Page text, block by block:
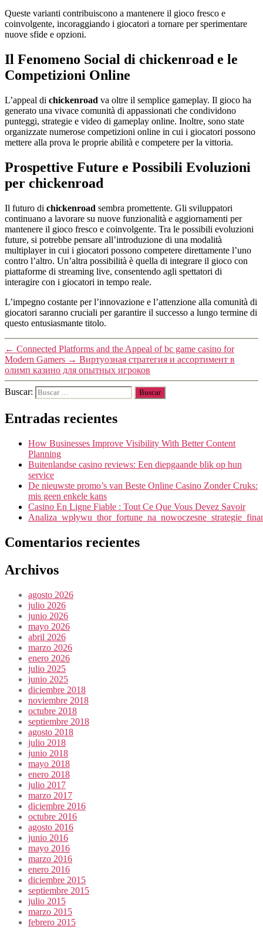
Queste varianti contribuiscono a mantenere il gioco fresco e
coinvolgente, incoraggiando i giocatori a tornare per sperimentare
nuove sfide e opzioni.
Il Fenomeno Social di chickenroad e le
Competizioni Online
L’appeal di chickenroad va oltre il semplice gameplay. Il gioco ha
generato una vivace comunità di appassionati che condividono
punteggi, strategie e video di gameplay online. Inoltre, sono state
organizzate numerose competizioni online in cui i giocatori possono
mettere alla prova le proprie abilità e competere per la vittoria.
Prospettive Future e Possibili Evoluzioni
per chickenroad
Il futuro di chickenroad sembra promettente. Gli sviluppatori
continuano a lavorare su nuove funzionalità e aggiornamenti per
mantenere il gioco fresco e coinvolgente. Tra le possibili evoluzioni
future, si potrebbe pensare all’introduzione di una modalità
multiplayer in cui i giocatori possono competere direttamente l’uno
contro l’altro. Un’altra possibilità è quella di integrare il gioco con
piattaforme di streaming live, consentendo agli spettatori di
interagire con i giocatori in tempo reale.
L’impegno costante per l’innovazione e l’attenzione alla comunità di
giocatori saranno cruciali per garantire il successo a lungo termine di
questo entusiasmante titolo.
← Connected Platforms and the Appeal of bc game casino for
Modern Gamers → Виртуозная стратегия и ассортимент в
олимп казино для опытных игроков
Buscar:
Entradas recientes
How Businesses Improve Visibility With Better Content
Planning
Buitenlandse casino reviews: Een diepgaande blik op hun
service
De nieuwste promo’s van Beste Online Casino Zonder Cruks:
mis geen enkele kans
Casino En Ligne Fiable : Tout Ce Que Vous Devez Savoir
Comentarios recientes
Archivos
agosto 2026
julio 2026
junio 2026
mayo 2026
abril 2026
marzo 2026
enero 2026
julio 2025
junio 2025
diciembre 2018
noviembre 2018
octubre 2018
septiembre 2018
agosto 2018
julio 2018
junio 2018
mayo 2018
enero 2018
julio 2017
marzo 2017
diciembre 2016
octubre 2016
agosto 2016
junio 2016
mayo 2016
marzo 2016
enero 2016
diciembre 2015
septiembre 2015
julio 2015
marzo 2015
febrero 2015